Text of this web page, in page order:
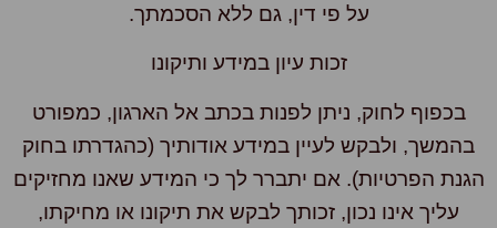
על פי דין, גם ללא הסכמתך.
זכות עיון במידע ותיקונו
בכפוף לחוק, ניתן לפנות בכתב אל הארגון, כמפורט
ולבקש לעיין במידע אודותיך (כהגדרתו בחוק
הפרטיות). אם יתברר לך כי המידע שאנו מחזיקים
עליך אינו נכון, זכותך לבקש את תיקונו או מחיקתו,